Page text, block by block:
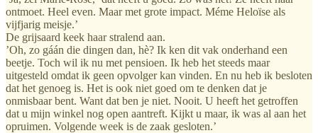
ontmoet. Heel even. Maar met grote impact. Méme Heloïse als
vijfjarig meisje.’
De grijsaard keek haar stralend aan.
’Oh, zo gáán die dingen dan, hè? Ik ken dit vak onderhand een
beetje. Toch wil ik nu met pensioen. Ik heb het steeds maar
uitgesteld omdat ik geen opvolger kan vinden. En nu heb ik besloten
dat het genoeg is. Het is ook niet goed om te denken dat je
onmisbaar bent. Want dat ben je niet. Nooit. U heeft het getroffen
dat u mijn winkel nog open aantreft. Kijkt u maar, ik was al aan het
opruimen. Volgende week is de zaak gesloten.’